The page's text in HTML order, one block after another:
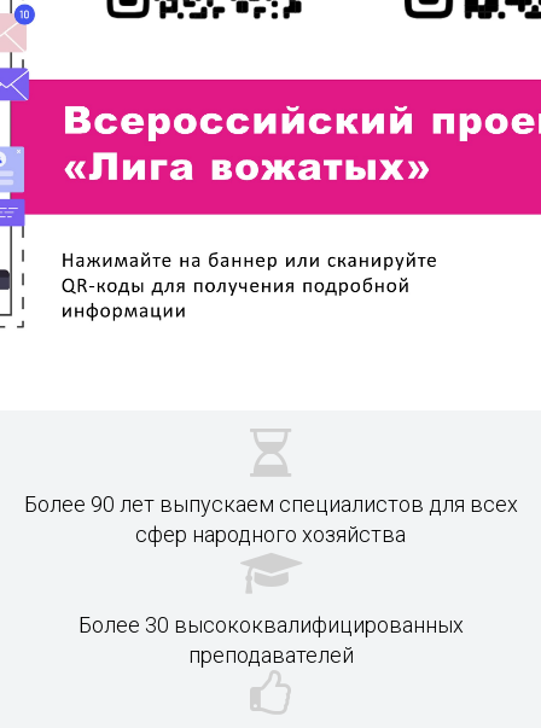
Более 90 лет выпускаем специалистов для всех
сфер народного хозяйства
Более 30 высококвалифицированных
преподавателей